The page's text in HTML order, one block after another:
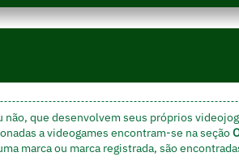
que desenvolvem seus próprios
a videogames encontram-se na seção
marca ou marca registrada, são